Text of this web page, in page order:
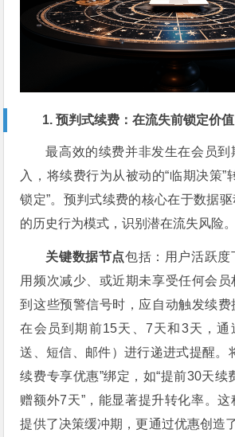
1. 预判式续费：在流失前锁定价值
最高效的续费并非发生在会员到
入，将续费行为从被动的“临期决策”
锁定”。预判式续费的核心在于数据
的历史行为模式，识别潜在流失风险。
关键数据节点包括：用户活跃度
用频次减少、或近期未享受任何会员
到这些预警信号时，应自动触发续费
在会员到期前15天、7天和3天，通
送、短信、邮件）进行递进式提醒。
续费专享优惠”绑定，如“提前30天续
赠额外7天”，能显著提升转化率。
提供了决策缓冲期，更通过优惠创造